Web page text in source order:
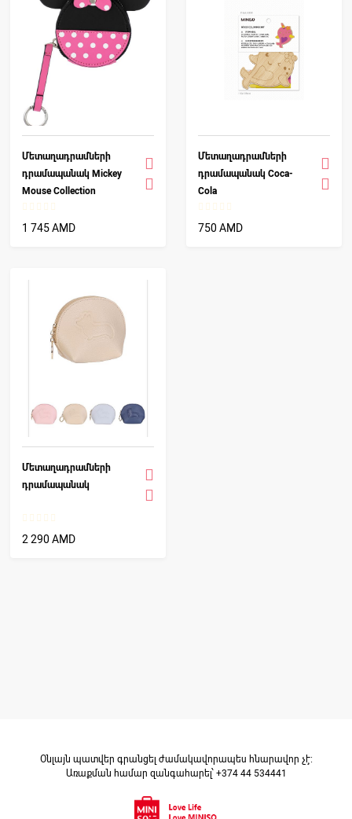
Մետաղադրամների
դրամապանակ Mickey
Mouse Collection
1 745 AMD
Մետաղադրամների
դրամապանակ Coca-
Cola
750 AMD
Մետաղադրամների
դրամապանակ
2 290 AMD
Օնլայն պատվեր գրանցել ժամակավորապես հնարավոր չէ։
Առաքման համար զանգահարել՝ +374 44 534441